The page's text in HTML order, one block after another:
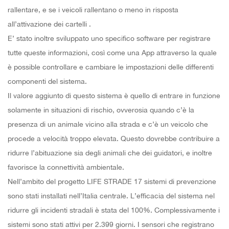
rallentare, e se i veicoli rallentano o meno in risposta
all’attivazione dei cartelli .
E’ stato inoltre sviluppato uno specifico software per registrare
tutte queste informazioni, così come una App attraverso la quale
è possible controllare e cambiare le impostazioni delle differenti
componenti del sistema.
Il valore aggiunto di questo sistema è quello di entrare in funzione
solamente in situazioni di rischio, ovverosia quando c’è la
presenza di un animale vicino alla strada e c’è un veicolo che
procede a velocità troppo elevata. Questo dovrebbe contribuire a
ridurre l’abituazione sia degli animali che dei guidatori, e inoltre
favorisce la connettività ambientale.
Nell’ambito del progetto LIFE STRADE 17 sistemi di prevenzione
sono stati installati nell’Italia centrale. L’efficacia del sistema nel
ridurre gli incidenti stradali è stata del 100%. Complessivamente i
sistemi sono stati attivi per 2.399 giorni. I sensori che registrano